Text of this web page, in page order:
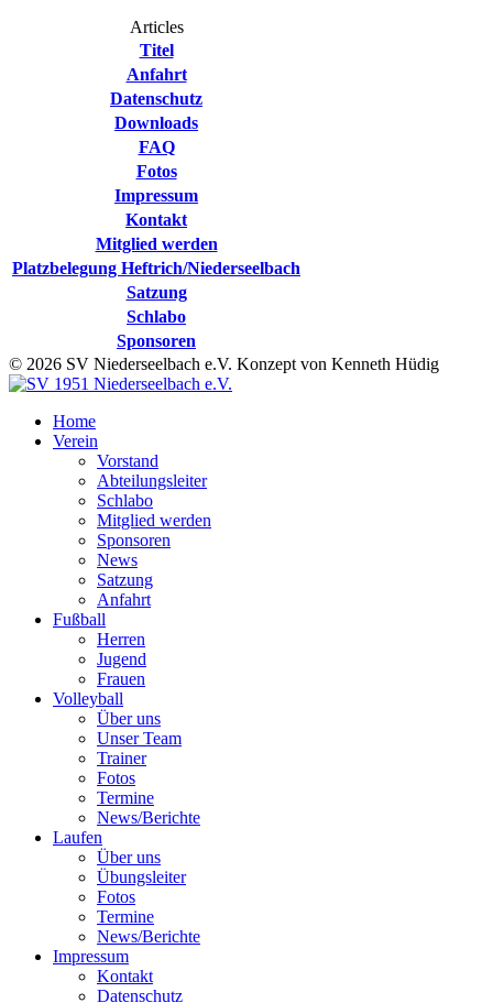
Articles
Titel
Anfahrt
Datenschutz
Downloads
FAQ
Fotos
Impressum
Kontakt
Mitglied werden
Platzbelegung Heftrich/Niederseelbach
Satzung
Schlabo
Sponsoren
© 2026 SV Niederseelbach e.V. Konzept von Kenneth Hüdig
Home
Verein
Vorstand
Abteilungsleiter
Schlabo
Mitglied werden
Sponsoren
News
Satzung
Anfahrt
Fußball
Herren
Jugend
Frauen
Volleyball
Über uns
Unser Team
Trainer
Fotos
Termine
News/Berichte
Laufen
Über uns
Übungsleiter
Fotos
Termine
News/Berichte
Impressum
Kontakt
Datenschutz